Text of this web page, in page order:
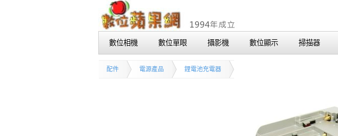
數位相機 數位單眼 攝影機 數位顯示 掃描器
配件 電源產品 鋰電池充電器